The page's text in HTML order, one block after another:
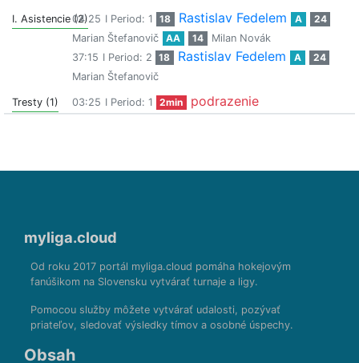
I. Asistencie (2)04:25 I Period: 1 18 Rastislav Fedelem A
24
Marian Štefanovič
AA 14
Milan Novák
37:15 I Period: 2 18 Rastislav Fedelem A
24
Marian Štefanovič
Tresty (1) 03:25 I Period: 1 2min podrazenie
myliga.cloud
Od roku 2017 portál myliga.cloud pomáha hokejovým
fanúšikom na Slovensku vytvárať turnaje a ligy.
Pomocou služby môžete vytvárať udalosti, pozývať
priateľov, sledovať výsledky tímov a osobné úspechy.
Obsah